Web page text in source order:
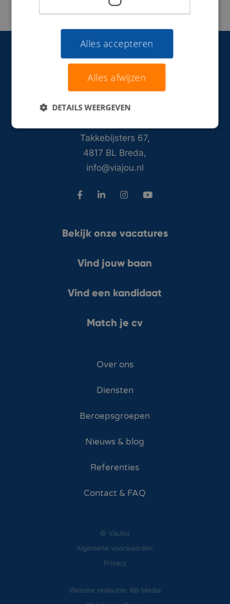
Takkebijsters 67,
4817 BL Breda,
info@viajou.nl
Bekijk onze vacatures
Vind jouw baan
Vind een kandidaat
Match je cv
Over ons
Diensten
Beroepsgroepen
Nieuws & blog
Referenties
Contact & FAQ
© ViaJou
Algemene voorwaarden
Privacy
Website realisatie: RB-Media
Alles accepteren
Alles afwijzen
DETAILS WEERGEVEN